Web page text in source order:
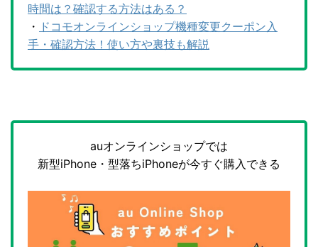
時間は？確認する方法はある？
・ ドコモオンラインショップ機種変更クーポン入
手・確認方法！使い方や裏技も解説
auオンラインショップでは
新型iPhone・型落ちiPhoneが今すぐ購入できる